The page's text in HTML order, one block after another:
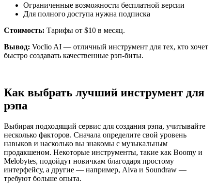
Ограниченные возможности бесплатной версии
Для полного доступа нужна подписка
Стоимость: Тарифы от $10 в месяц.
Вывод: Voclio AI — отличный инструмент для тех, кто хочет
быстро создавать качественные рэп-биты.
Как выбрать лучший инструмент для
рэпа
Выбирая подходящий сервис для создания рэпа, учитывайте
несколько факторов. Сначала определите свой уровень
навыков и насколько вы знакомы с музыкальным
продакшеном. Некоторые инструменты, такие как Boomy и
Melobytes, подойдут новичкам благодаря простому
интерфейсу, а другие — например, Aiva и Soundraw —
требуют больше опыта.